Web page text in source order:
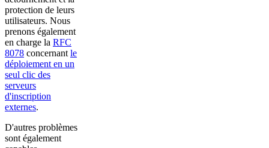
protection de leurs
utilisateurs. Nous
prenons également
en charge la RFC
8078 concernant le
déploiement en un
seul clic des
serveurs
d'inscription
externes.
D'autres problèmes
sont également